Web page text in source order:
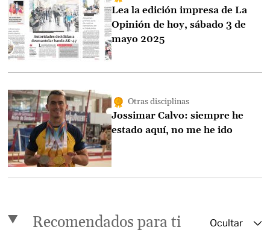
Lea la edición impresa de La
Opinión de hoy, sábado 3 de
mayo 2025
Otras disciplinas
Jossimar Calvo: siempre he
estado aquí, no me he ido
Recomendados para ti